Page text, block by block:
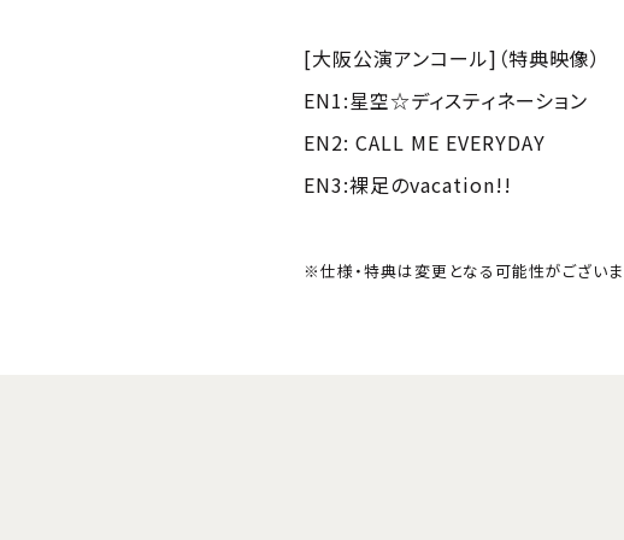
[大阪公演アンコール]（特典映像）
EN1:星空☆ディスティネーション
EN2: CALL ME EVERYDAY
EN3:裸足のvacation!!
※仕様・特典は変更となる可能性がございま